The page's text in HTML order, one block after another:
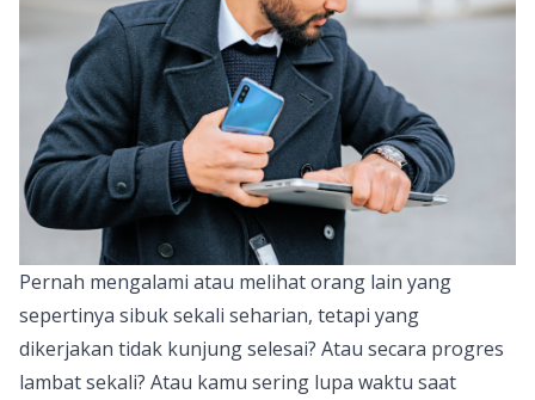
Pernah mengalami atau melihat orang lain yang
sepertinya sibuk sekali seharian, tetapi yang
dikerjakan tidak kunjung selesai? Atau secara progres
lambat sekali? Atau kamu sering lupa waktu saat